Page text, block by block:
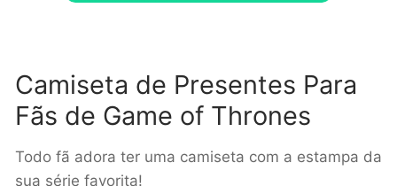
Camiseta de Presentes Para
Fãs de Game of Thrones
Todo fã adora ter uma camiseta com a estampa da
sua série favorita!